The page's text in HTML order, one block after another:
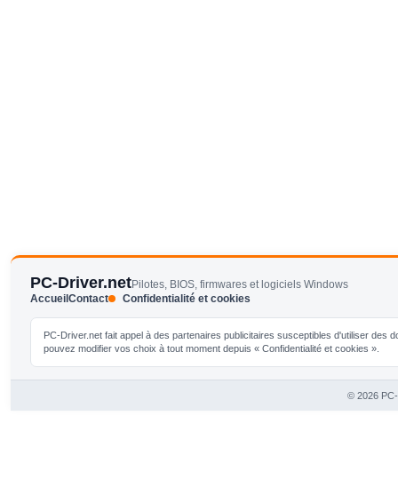
PC-Driver.netPilotes, BIOS, firmwares et logiciels Windows
AccueilContact Confidentialité et cookies
PC-Driver.net fait appel à des partenaires publicitaires susceptibles d'utiliser
pouvez modifier vos choix à tout moment depuis « Confidentialité et cookies ».
© 2026